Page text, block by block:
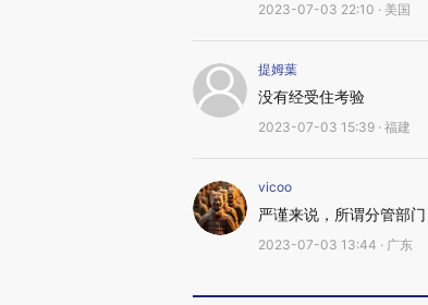
2023-07-03 22:10 · 美国
提姆葉
没有经受住考验
2023-07-03 15:39 · 福建
vicoo
严谨来说，所谓分管部
2023-07-03 13:44 · 广东